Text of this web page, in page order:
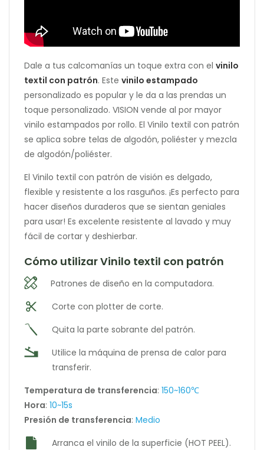
Dale a tus calcomanías un toque extra con el vinilo
textil con patrón. Este vinilo estampado
personalizado es popular y le da a las prendas un
toque personalizado. VISION vende al por mayor
vinilo estampados por rollo. El Vinilo textil con patrón
se aplica sobre telas de algodón, poliéster y mezcla
de algodón/poliéster.
El Vinilo textil con patrón de visión es delgado,
flexible y resistente a los rasguños. ¡Es perfecto para
hacer diseños duraderos que se sientan geniales
para usar! Es excelente resistente al lavado y muy
fácil de cortar y deshierbar.
Cómo utilizar Vinilo textil con patrón
Patrones de diseño en la computadora.
Corte con plotter de corte.
Quita la parte sobrante del patrón.
Utilice la máquina de prensa de calor para
transferir.
Temperatura de transferencia: 150~160℃
Hora: 10~15s
Presión de transferencia: Medio
Arranca el vinilo de la superficie (HOT PEEL).